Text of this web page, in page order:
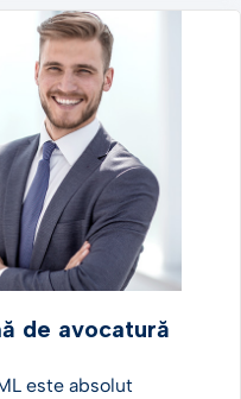
de avocatură
este absolut